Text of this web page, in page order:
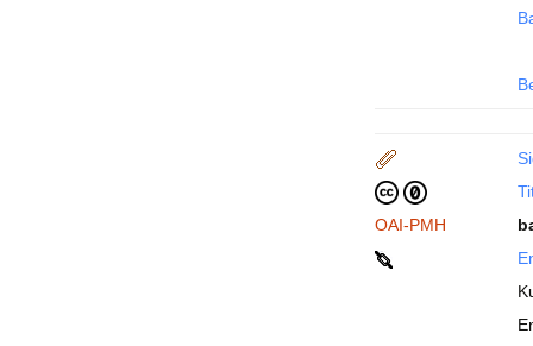
OAI-PMH